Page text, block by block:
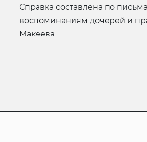
справка составлена по письмам мужа,
воспоминаниям дочерей и
Макеева